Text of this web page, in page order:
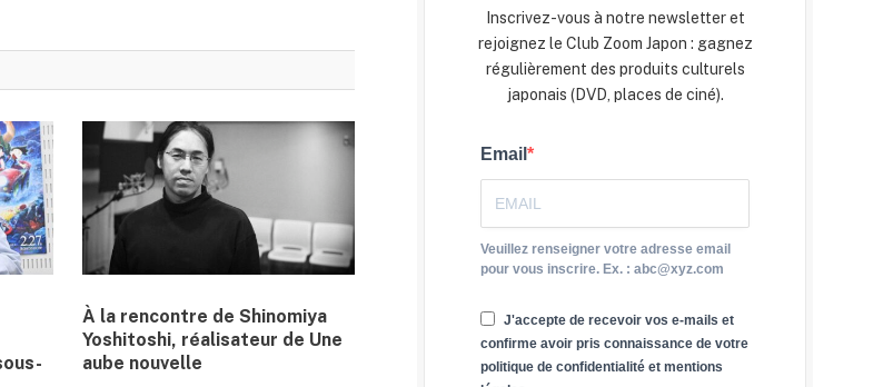
À la rencontre de Shinomiya
Yoshitoshi, réalisateur de Une
aube nouvelle
Inscrivez-vous à notre newsletter et
rejoignez le Club Zoom Japon : gagnez
régulièrement des produits culturels
japonais (DVD, places de ciné).
Email
Veuillez renseigner votre adresse email
pour vous inscrire. Ex. : abc@xyz.com
J'accepte de recevoir vos e-mails et
confirme avoir pris connaissance de votre
politique de confidentialité et mentions